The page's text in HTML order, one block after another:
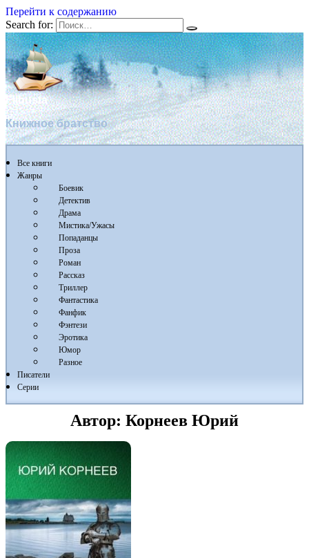
Перейти к содержанию
Search for:
Flibusta
Книжное братство
Все книги
Жанры
Боевик
Детектив
Драма
Мистика/Ужасы
Попаданцы
Проза
Роман
Рассказ
Триллер
Фантастика
Фанфик
Фэнтези
Эротика
Юмор
Разное
Писатели
Серии
Автор: Корнеев Юрий